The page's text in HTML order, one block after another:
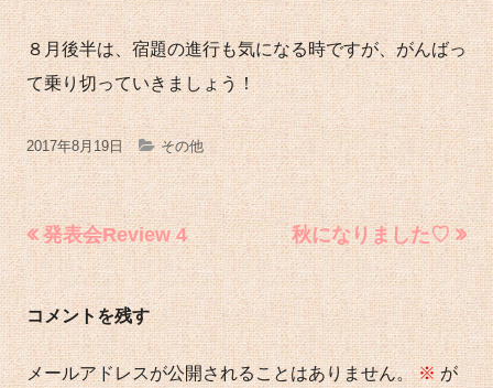
８月後半は、宿題の進行も気になる時ですが、がんばっ
て乗り切っていきましょう！
公
開
日
2017年8月19日 カ
テ
ゴ
リ
ー
その他
投
稿
ナ
ビ
ゲ
前
の
記
事:
発表会Review 4
次
の
記
事:
秋になりました♡
コメントを残す
メールアドレスが公開されることはありません。 ※が